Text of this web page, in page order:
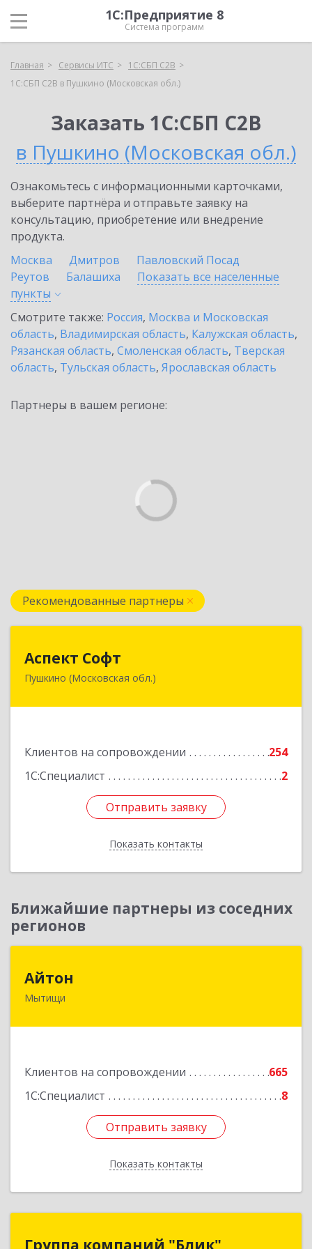
1С:Предприятие 8
Система программ
Главная Сервисы ИТС
1С:СБП C2B
1С:СБП C2B в Пушкино (Московская обл.)
Заказать 1С:СБП C2B
в Пушкино (Московская обл.)
Ознакомьтесь с информационными карточками,
выберите партнёра и отправьте заявку на
консультацию, приобретение или внедрение
продукта.
Москва
Дмитров
Павловский Посад
Реутов
Балашиха
Показать все населенные
пункты
Смотрите также: Россия, Москва и Московская
область, Владимирская область, Калужская область,
Рязанская область, Смоленская область, Тверская
область, Тульская область, Ярославская область
Партнеры в вашем регионе:
Рекомендованные партнеры
Аспект Софт
Пушкино (Московская обл.)
Клиентов на сопровождении
254
1С:Специалист
2
Отправить заявку
Показать контакты
141205, Московская обл, Пушкинский р-н,
Отправить заявку
Назад
Ближайшие партнеры из соседних
регионов
Айтон
Мытищи
Клиентов на сопровождении
665
1С:Специалист
8
Отправить заявку
Показать контакты
Отправить заявку
Назад
Группа компаний "Блик"
Группа компаний "Блик"